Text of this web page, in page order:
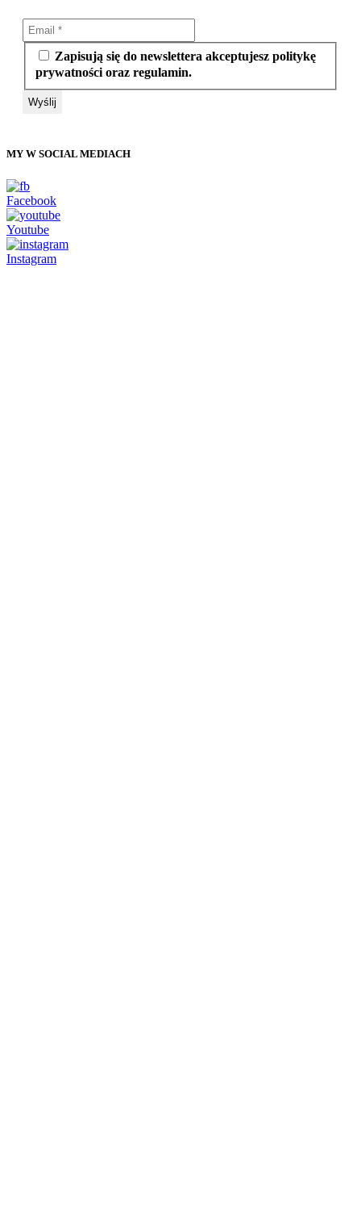
Zapisują się do newslettera akceptujesz politykę
prywatności oraz regulamin.
MY W SOCIAL MEDIACH
Facebook
Youtube
Instagram